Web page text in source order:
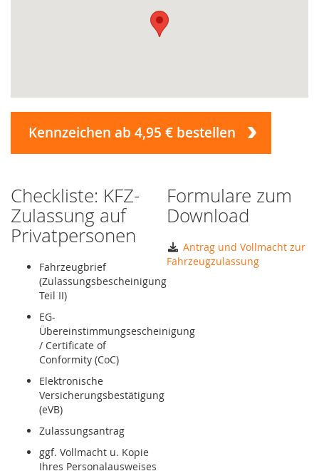
Kennzeichen ab 4,95 € bestellen
Checkliste: KFZ-
Zulassung auf
Privatpersonen
Fahrzeugbrief
(Zulassungsbescheinigung
Teil II)
EG-
Übereinstimmungsescheinigung
/ Certificate of
Conformity (CoC)
Elektronische
Versicherungsbestätigung
(eVB)
Zulassungsantrag
ggf. Vollmacht u. Kopie
Ihres Personalausweises
Formulare zum
Download
Antrag und Vollmacht zur
Fahrzeugzulassung